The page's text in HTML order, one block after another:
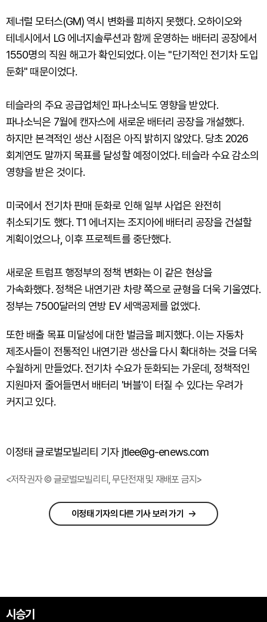
제너럴 모터스(GM) 역시 변화를 피하지 못했다. 오하이오와
테네시에서 LG 에너지솔루션과 함께 운영하는 배터리 공장에서
1550명의 직원 해고가 확인되었다. 이는 "단기적인 전기차 도입
둔화" 때문이었다.
테슬라의 주요 공급업체인 파나소닉도 영향을 받았다.
파나소닉은 7월에 캔자스에 새로운 배터리 공장을 개설했다.
하지만 본격적인 생산 시점은 아직 밝히지 않았다. 당초 2026
회계연도 말까지 목표를 달성할 예정이었다. 테슬라 수요 감소의
영향을 받은 것이다.
미국에서 전기차 판매 둔화로 인해 일부 사업은 완전히
취소되기도 했다. T1 에너지는 조지아에 배터리 공장을 건설할
계획이었으나, 이후 프로젝트를 중단했다.
새로운 트럼프 행정부의 정책 변화는 이 같은 현상을
가속화했다. 정책은 내연기관 차량 쪽으로 균형을 더욱 기울였다.
정부는 7500달러의 연방 EV 세액공제를 없앴다.
또한 배출 목표 미달성에 대한 벌금을 폐지했다. 이는 자동차
제조사들이 전통적인 내연기관 생산을 다시 확대하는 것을 더욱
수월하게 만들었다. 전기차 수요가 둔화되는 가운데, 정책적인
지원마저 줄어들면서 배터리 '버블'이 터질 수 있다는 우려가
커지고 있다.
이정태 글로벌모빌리티 기자 jtlee@g-enews.com
<저작권자 © 글로벌모빌리티, 무단전재 및 재배포 금지>
이정태 기자의 다른 기사 보러 가기
시승기